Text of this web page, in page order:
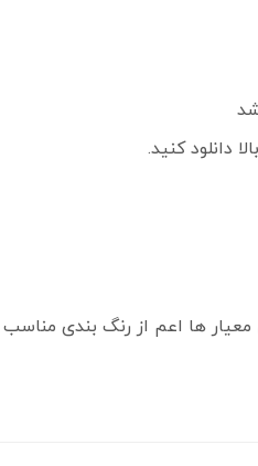
دانلود کنید.
معیار ها اعم از رنگ بندی